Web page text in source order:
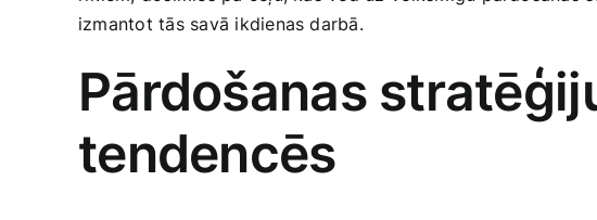
izmantot tās savā ikdienas darbā.
Pārdošanas
tendencēs